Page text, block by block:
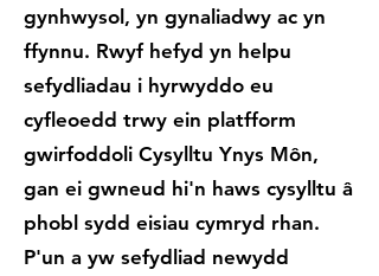
gynhwysol, yn gynaliadwy ac yn
ffynnu. Rwyf hefyd yn helpu
sefydliadau i hyrwyddo eu
cyfleoedd trwy ein platfform
gwirfoddoli Cysylltu Ynys Môn,
gan ei gwneud hi'n haws cysylltu â
phobl sydd eisiau cymryd rhan.
P'un a yw sefydliad newydd